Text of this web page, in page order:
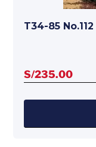
T34-85
S/235.00